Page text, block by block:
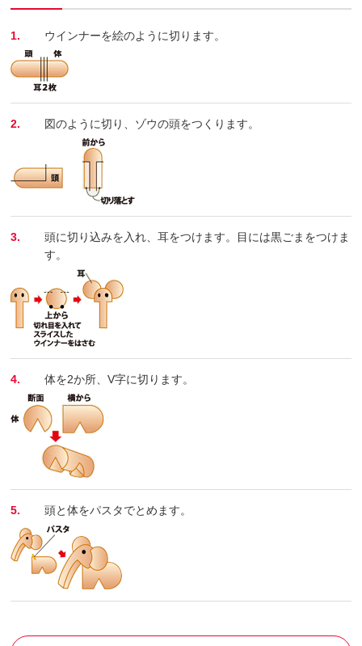
1. ウインナーを絵のように切ります。
2. 図のように切り、ゾウの頭をつくります。
3.
頭に切り込みを入れ、耳をつけます。目には黒ごまをつけま
す。
4. 体を2か所、V字に切ります。
5. 頭と体をパスタでとめます。